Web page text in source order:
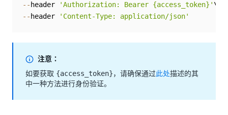
-- header 'Authorization: Bearer {access_token}'
-- header 'Content-Type: application/json'
注意：
如要获取 {access_token}，请确保通过此处描述的其
中一种方法进行身份验证。